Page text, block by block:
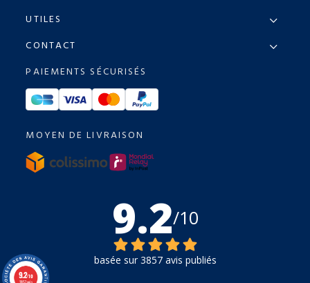
UTILES
CONTACT
PAIEMENTS SÉCURISÉS
MOYEN DE LIVRAISON
9.2/10
basée sur 3857 avis publiés
9.2/10